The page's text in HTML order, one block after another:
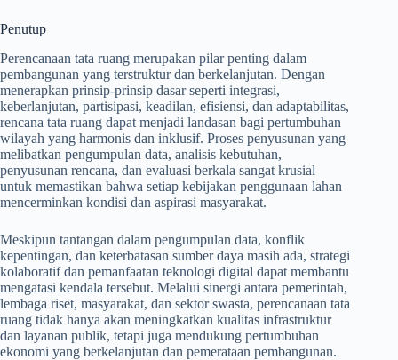
Penutup
Perencanaan tata ruang merupakan pilar penting dalam
pembangunan yang terstruktur dan berkelanjutan. Dengan
menerapkan prinsip-prinsip dasar seperti integrasi,
keberlanjutan, partisipasi, keadilan, efisiensi, dan adaptabilitas,
rencana tata ruang dapat menjadi landasan bagi pertumbuhan
wilayah yang harmonis dan inklusif. Proses penyusunan yang
melibatkan pengumpulan data, analisis kebutuhan,
penyusunan rencana, dan evaluasi berkala sangat krusial
untuk memastikan bahwa setiap kebijakan penggunaan lahan
mencerminkan kondisi dan aspirasi masyarakat.
Meskipun tantangan dalam pengumpulan data, konflik
kepentingan, dan keterbatasan sumber daya masih ada, strategi
kolaboratif dan pemanfaatan teknologi digital dapat membantu
mengatasi kendala tersebut. Melalui sinergi antara pemerintah,
lembaga riset, masyarakat, dan sektor swasta, perencanaan tata
ruang tidak hanya akan meningkatkan kualitas infrastruktur
dan layanan publik, tetapi juga mendukung pertumbuhan
ekonomi yang berkelanjutan dan pemerataan pembangunan.